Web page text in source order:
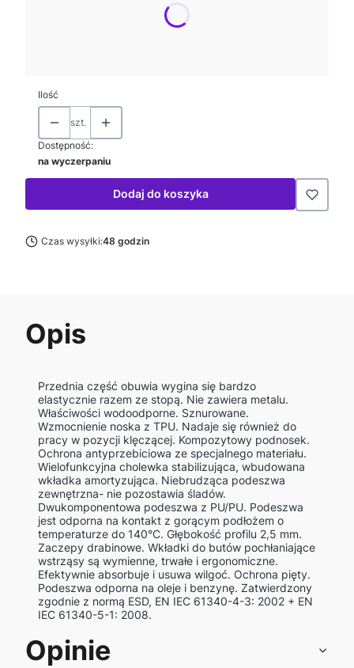
Ilość
szt.
Dostępność:
na wyczerpaniu
Dodaj do koszyka
Czas wysyłki:48 godzin
Opis
Przednia część obuwia wygina się bardzo
elastycznie razem ze stopą. Nie zawiera metalu.
Właściwości wodoodporne. Sznurowane.
Wzmocnienie noska z TPU. Nadaje się również do
pracy w pozycji klęczącej. Kompozytowy podnosek.
Ochrona antyprzebiciowa ze specjalnego materiału.
Wielofunkcyjna cholewka stabilizująca, wbudowana
wkładka amortyzująca. Niebrudząca podeszwa
zewnętrzna- nie pozostawia śladów.
Dwukomponentowa podeszwa z PU/PU. Podeszwa
jest odporna na kontakt z gorącym podłożem o
temperaturze do 140°C. Głębokość profilu 2,5 mm.
Zaczepy drabinowe. Wkładki do butów pochłaniające
wstrząsy są wymienne, trwałe i ergonomiczne.
Efektywnie absorbuje i usuwa wilgoć. Ochrona pięty.
Podeszwa odporna na oleje i benzynę. Zatwierdzony
zgodnie z normą ESD, EN IEC 61340-4-3: 2002 + EN
IEC 61340-5-1: 2008.
Opinie